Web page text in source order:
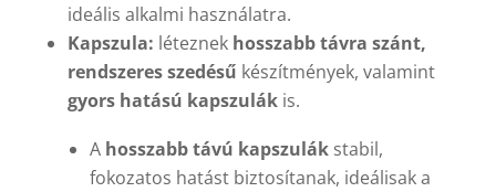
ideális alkalmi használatra.
Kapszula: léteznek hosszabb távra szánt,
rendszeres szedésű készítmények, valamint
gyors hatású kapszulákis.
A hosszabb távú kapszulákstabil,
fokozatos hatást biztosítanak, ideálisak a